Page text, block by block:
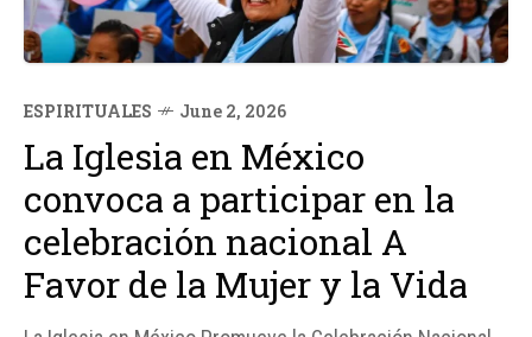
ESPIRITUALES June 2, 2026
La Iglesia en México
convoca a participar en la
celebración nacional A
Favor de la Mujer y la Vida